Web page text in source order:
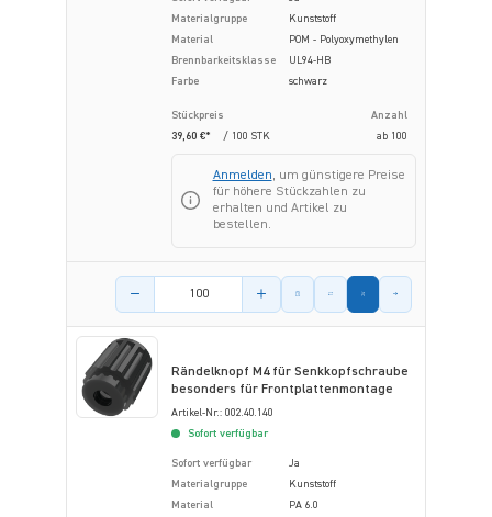
Materialgruppe
Kunststoff
Material
POM - Polyoxymethylen
Brennbarkeitsklasse
UL94-HB
Farbe
schwarz
Stückpreis
Anzahl
39,60 €*
/ 100 STK ab 100
Anmelden, um günstigere Preise
für höhere Stückzahlen zu
erhalten und Artikel zu
bestellen.
Menge des Artikels
Rändelknopf M4 für Senkkopfschraube
besonders für Frontplattenmontage
Artikel-Nr.: 002.40.140
Sofort verfügbar
Sofort verfügbar
Ja
Materialgruppe
Kunststoff
Material
PA 6.0